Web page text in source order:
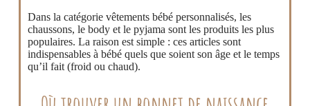
Dans la catégorie vêtements bébé personnalisés, les
chaussons, le body et le pyjama sont les produits les plus
populaires. La raison est simple : ces articles sont
indispensables à bébé quels que soient son âge et le temps
qu’il fait (froid ou chaud).